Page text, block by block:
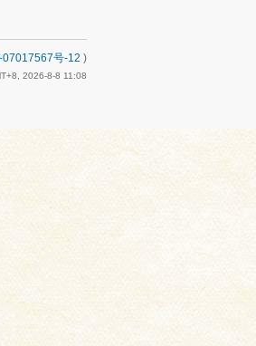
07017567号-12 )
2026-8-8 11:08